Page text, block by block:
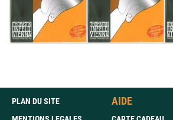
PLAN DU SITE
AIDE